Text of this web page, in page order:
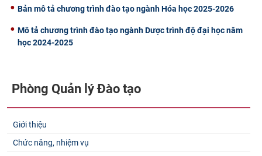
Bản mô tả chương trình đào tạo ngành Hóa học 2025-2026
Mô tả chương trình đào tạo ngành Dược trình độ đại học năm
học 2024-2025
Phòng Quản lý Đào tạo
Giới thiệu
Chức năng, nhiệm vụ